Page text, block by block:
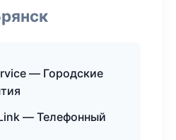
— Городские
— Телефонный